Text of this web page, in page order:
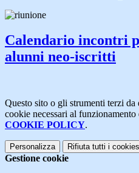
Calendario incontri
alunni neo-iscritti
Questo sito o gli strumenti terzi
cookie necessari al
COOKIE POLICY.
Personalizza Rifiuta tutti i cookies
Gestione cookie